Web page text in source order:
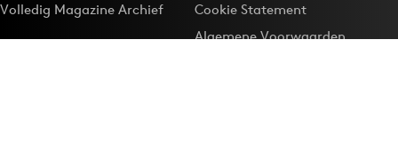
Volledig Magazine Archief
Cookie Statement
Algemene Voorwaarden